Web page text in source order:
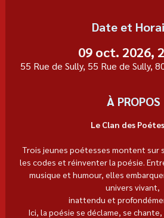
Date et
09 oct. 2026,
55 Rue de Sully, 55 Rue de Sully,
À PROPOS
Le Clan des
Trois jeunes poétesses montent sur
les codes et réinventer la poésie.
musique et humour, elles
univers vivant,
inattendu et
Ici, la poésie se déclame, se